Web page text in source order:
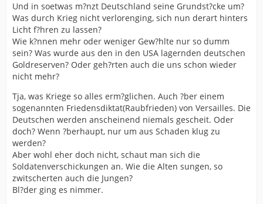
Und in soetwas m?nzt Deutschland seine Grundst?cke um?
Was durch Krieg nicht verlorenging, sich nun derart hinters
Licht f?hren zu lassen?
Wie k?nnen mehr oder weniger Gew?hlte nur so dumm
sein? Was wurde aus den in den USA lagernden deutschen
Goldreserven? Oder geh?rten auch die uns schon wieder
nicht mehr?
Tja, was Kriege so alles erm?glichen. Auch ?ber einem
sogenannten Friedensdiktat(Raubfrieden) von Versailles. Die
Deutschen werden anscheinend niemals gescheit. Oder
doch? Wenn ?berhaupt, nur um aus Schaden klug zu
werden?
Aber wohl eher doch nicht, schaut man sich die
Soldatenverschickungen an. Wie die Alten sungen, so
zwitscherten auch die Jungen?
Bl?der ging es nimmer.